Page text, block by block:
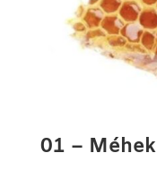
01 – Méhek